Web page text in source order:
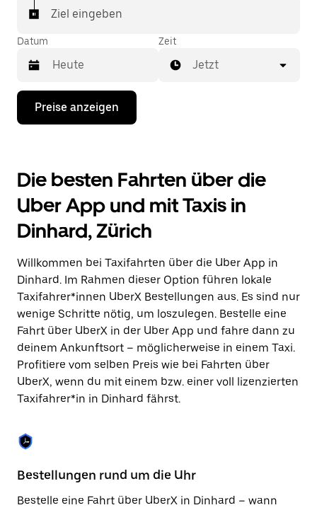
In einigen Städten der Schweiz kannst du in der
Uber App gezielt ein Taxi bestellen, wenn du sicher
sein möchtest, dass dir ein Taxi für deine Fahrt
zugewiesen wird.
Ziel eingeben
Datum
Drücke
Nach-
mit
dem
Kalender
zu
interagieren
und
Datum
auszuwählen.
Drücke
die
Escape-
Taste,
um
den
Kalender
zu
schließen.
Zeit
Jetzt
Preise anzeigen
Die besten Fahrten über die
Uber App und mit Taxis in
Dinhard, Zürich
Willkommen bei Taxifahrten über die Uber App in
Dinhard. Im Rahmen dieser Option führen lokale
Taxifahrer*innen UberX Bestellungen aus. Es sind nur
wenige Schritte nötig, um loszulegen. Bestelle eine
Fahrt über UberX in der Uber App und fahre dann zu
deinem Ankunftsort – möglicherweise in einem Taxi.
Profitiere vom selben Preis wie bei Fahrten über
UberX, wenn du mit einem bzw. einer voll lizenzierten
Taxifahrer*in in Dinhard fährst.
Bestellungen rund um die Uhr
Bestelle eine Fahrt über UberX in Dinhard – wann